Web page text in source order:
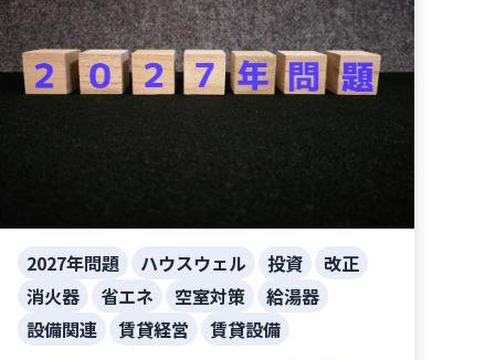
2027年問題 ハウスウェル 投資
改正
消火器
省エネ 空室対策
給湯器
設備関連
賃貸経営 賃貸設備